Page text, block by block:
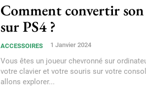
Comment convertir
sur PS4 ?
ACCESSOIRES 1 Janvier 2024
Vous êtes un joueur chevronné sur
votre clavier et votre souris sur votre
allons explorer...